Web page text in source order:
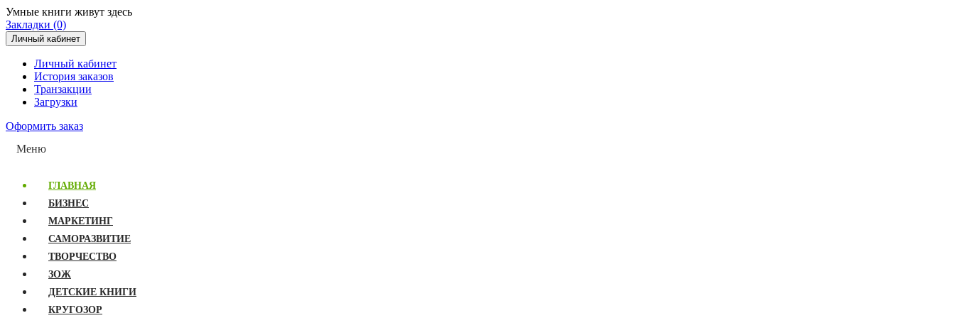
Умные книги живут здесь
Закладки (0)
Личный кабинет
Личный кабинет
История заказов
Транзакции
Загрузки
Оформить заказ
Меню
ГЛАВНАЯ
БИЗНЕС
МАРКЕТИНГ
САМОРАЗВИТИЕ
ТВОРЧЕСТВО
ЗОЖ
ДЕТСКИЕ КНИГИ
КРУГОЗОР